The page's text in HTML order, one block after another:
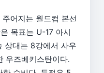
어지는 월드컵 본선
목표는 U-17 아시
상대는 8강에서 사우
우즈베키스탄이다.